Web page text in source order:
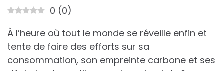
0 (0)
À l’heure où tout le monde se réveille enfin et
tente de faire des efforts sur sa
consommation, son empreinte carbone et ses